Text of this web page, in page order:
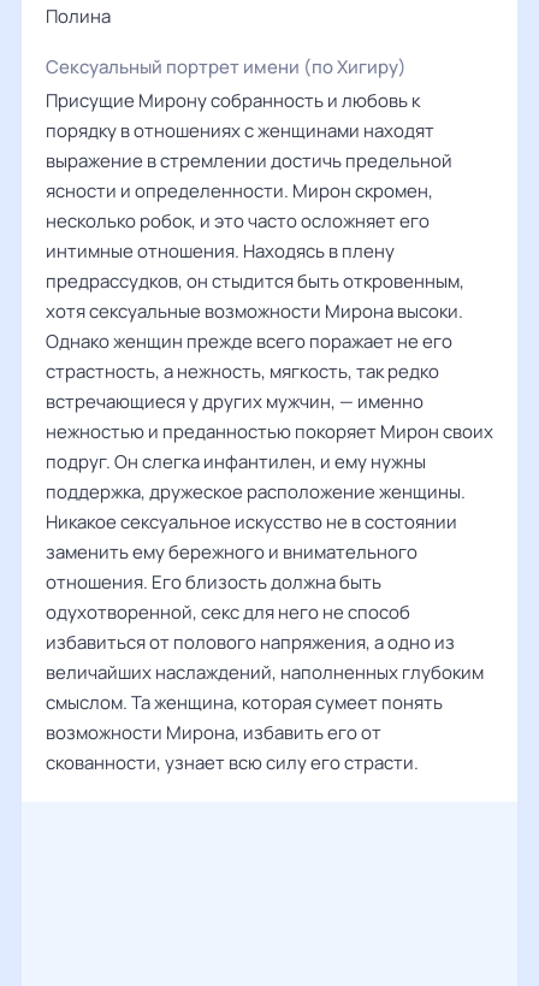
Полина
Сексуальный портрет имени (по Хигиру)
Присущие Мирону собранность и любовь к
порядку в отношениях с женщинами находят
выражение в стремлении достичь предельной
ясности и определенности. Мирон скромен,
несколько робок, и это часто осложняет его
интимные отношения. Находясь в плену
предрассудков, он стыдится быть откровенным,
хотя сексуальные возможности Мирона высоки.
Однако женщин прежде всего поражает не его
страстность, а нежность, мягкость, так редко
встречающиеся у других мужчин, — именно
нежностью и преданностью покоряет Мирон своих
подруг. Он слегка инфантилен, и ему нужны
поддержка, дружеское расположение женщины.
Никакое сексуальное искусство не в состоянии
заменить ему бережного и внимательного
отношения. Его близость должна быть
одухотворенной, секс для него не способ
избавиться от полового напряжения, а одно из
величайших наслаждений, наполненных глубоким
смыслом. Та женщина, которая сумеет понять
возможности Мирона, избавить его от
скованности, узнает всю силу его страсти.